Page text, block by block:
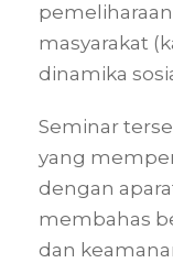
masyarakat
dinamika
Seminar
yang
dengan
membahas
dan